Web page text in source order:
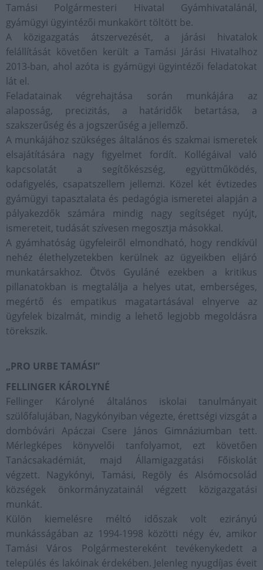
Tamási Polgármesteri Hivatal Gyámhivatalánál,
gyámügyi ügyintézői munkakört töltött be.
A közigazgatás átszervezését, a járási hivatalok
felállítását követően került a Tamási Járási Hivatalhoz
2013-ban, ahol azóta is gyámügyi ügyintézői feladatokat
lát el.
Feladatainak végrehajtása során munkájára az
alaposság, precizitás, a határidők betartása, a
szakszerűség és a jogszerűség a jellemző.
A munkájához szükséges általános és szakmai ismeretek
elsajátítására nagy figyelmet fordít. Kollégáival való
kapcsolatát a segítőkészség, együttműködés,
odafigyelés, csapatszellem jellemzi. Közel két évtizedes
gyámügyi tapasztalata és pedagógia ismeretei alapján a
pályakezdők számára mindig nagy segítséget nyújt,
ismereteit, tudását szívesen megosztja másokkal.
A gyámhatóság ügyfeleiről elmondható, hogy rendkívül
nehéz élethelyzetekben kerülnek az ügyeikben eljáró
munkatársakhoz. Ötvös Gyuláné ezekben a kritikus
pillanatokban is megtalálja a helyes utat, emberséges,
megértő és empatikus magatartásával elnyerve az
ügyfelek bizalmát, mindig a lehető legjobb megoldásra
törekszik.
„PRO URBE TAMÁSI”
FELLINGER KÁROLYNÉ
Fellinger Károlyné általános iskolai tanulmányait
szülőfalujában, Nagykónyiban végezte, érettségi vizsgát a
dombóvári Apáczai Csere János Gimnáziumban tett.
Mérlegképes könyvelői tanfolyamot, ezt követően
Tanácsakadémiát, majd Államigazgatási Főiskolát
végzett. Nagykónyi, Tamási, Regöly és Alsómocsolád
községek önkormányzatainál végzett közigazgatási
munkát.
Külön kiemelésre méltó időszak volt ezirányú
munkásságában az 1994-1998 közötti négy év, amikor
Tamási Város Polgármestereként tevékenykedett a
település és lakóinak érdekében. Jelenleg nyugdíjas éveit